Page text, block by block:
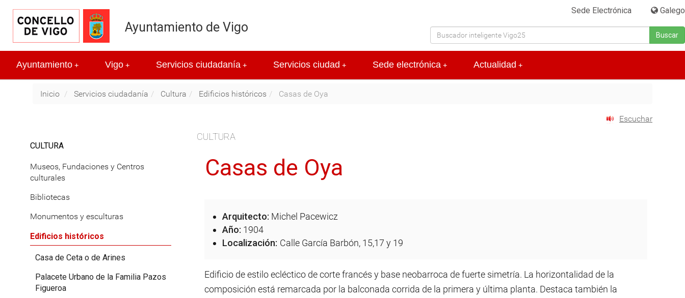
Sede Electrónica Galego
Buscar
Ayuntamiento de Vigo
+
Ayuntamiento +
Vigo +
Servicios ciudadanía +
Servicios ciudad +
Sede electrónica +
Actualidad
Inicio Servicios ciudadanía Cultura Edificios históricos Casas de Oya
Escuchar
CULTURA
Casas de Oya
Arquitecto: Michel Pacewicz
Año: 1904
Localización: Calle García Barbón, 15,17 y 19
Edificio de estilo ecléctico de corte francés y base neobarroca de fuerte simetría. La horizontalidad de la
composición está remarcada por la balconada corrida de la primera y última planta. Destaca también la
CULTURA
Museos, Fundaciones y Centros
culturales
Bibliotecas
Monumentos y esculturas
Edificios históricos
Casa de Ceta o de Arines
Palacete Urbano de la Familia Pazos
Figueroa